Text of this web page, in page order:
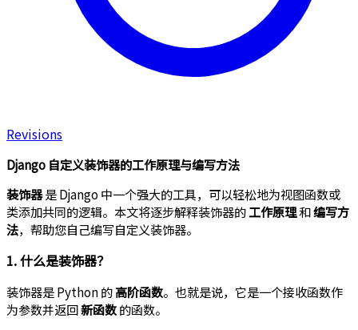
Revisions
Django 自定义装饰器的工作原理与编写方法
装饰器是 Django 中一个强大的工具，可以轻松地为视图函数或
类添加共同的逻辑。本文将逐步解释装饰器的工作原理和编写方
法，帮助您自己编写自定义装饰器。
1. 什么是装饰器？
装饰器是 Python 的高阶函数。也就是说，它是一个接收函数作
为参数并返回新函数的函数。